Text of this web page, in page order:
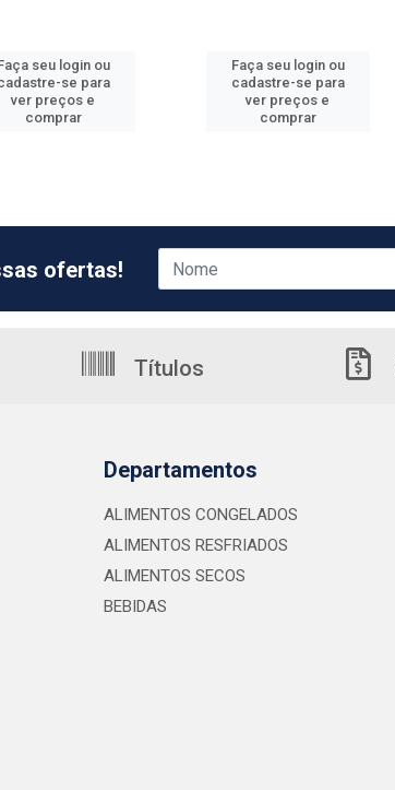
seu login ou
se para
ver preços e
comprar
Faça seu login ou
cadastre-se para
ver preços e
comprar
ofertas!
Títulos
Departamentos
ALIMENTOS CONGELADOS
ALIMENTOS RESFRIADOS
ALIMENTOS SECOS
BEBIDAS